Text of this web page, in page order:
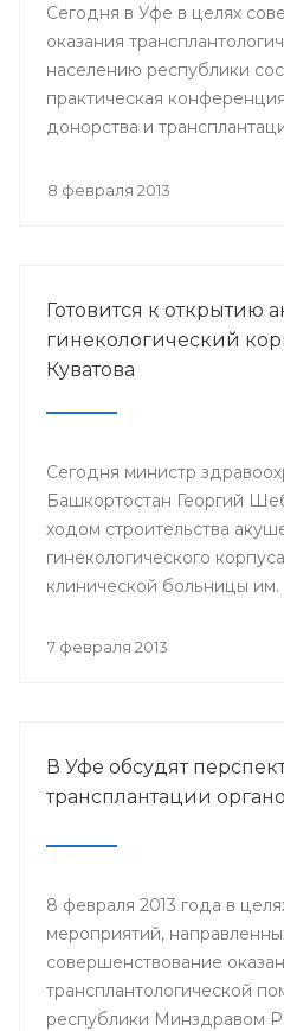
Сегодня в Уфе в целях
оказания
населению республики
практическая
донорства и
8 февраля 2013
Готовится к открытию
гинекологический
Куватова
Сегодня министр
Башкортостан Георгий
ходом строительства
гинекологического
клинической больницы им.
7 февраля 2013
В Уфе обсудят
трансплантации
8 февраля 2013 года в
мероприятий,
совершенствование
трансплантологической
республики Минздравом